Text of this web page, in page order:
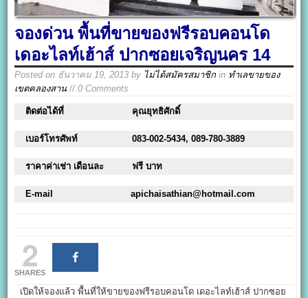
จองด่วน พื้นที่ขายของฟรีรอบคอนโด
เดอะไลท์เฮ้าส์ ปากซอยเจริญนคร 14
Posted on ธันวาคม 19, 2013 by ไม่ได้สมัครสมาชิก in ทำเลขายของ
เขตคลองสาน // 0 Comments
ติดต่อได้ที่ คุณยุทธิศักดิ์
เบอร์โทรศัพท์ 083-002-5434, 089-780-3889
ราคาค่าเช่า เดือนละ ฟรี บาท
E-mail apichaisathian@hotmail.com
2
SHARES
เปิดให้จองแล้ว พื้นที่ให้ขายของฟรีรอบคอนโด เดอะไลท์เฮ้าส์ ปากซอย